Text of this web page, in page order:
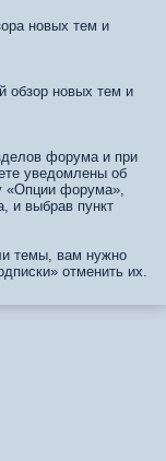
новых тем и
обзор новых тем и
форума и при
уведомлены об
«Опции форума»,
и выбрав пункт
темы, вам нужно
отменить их.